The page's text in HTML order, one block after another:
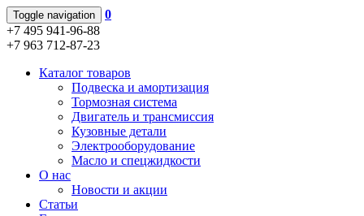
Toggle navigation
0
+7 495 941-96-88
+7 963 712-87-23
Каталог товаров
Подвеска и амортизация
Тормозная система
Двигатель и трансмиссия
Кузовные детали
Электрооборудование
Масло и спецжидкости
О нас
Новости и акции
Статьи